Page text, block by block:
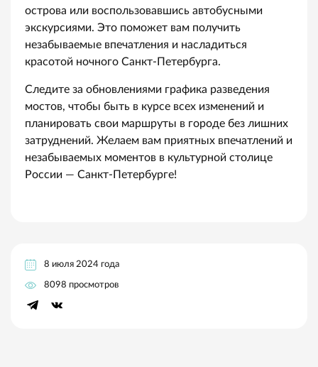
острова или воспользовавшись автобусными
экскурсиями. Это поможет вам получить
незабываемые впечатления и насладиться
красотой ночного Санкт-Петербурга.
Следите за обновлениями графика разведения
мостов, чтобы быть в курсе всех изменений и
планировать свои маршруты в городе без лишних
затруднений. Желаем вам приятных впечатлений и
незабываемых моментов в культурной столице
России — Санкт-Петербурге!
8 июля 2024 года
8098 просмотров